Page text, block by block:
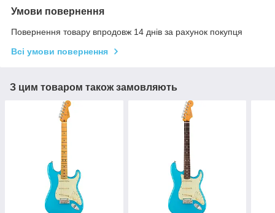
Умови повернення
Повернення товару впродовж 14 днів за рахунок покупця
Всі умови повернення
З цим товаром також замовляють